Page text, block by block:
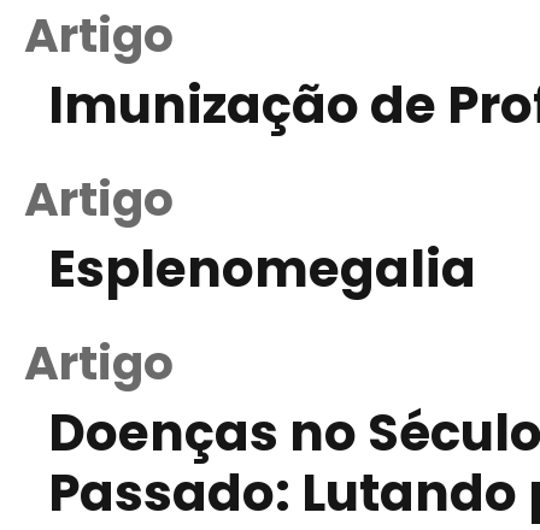
Artigo
Imunização de
Artigo
Esplenomegalia
Artigo
Doenças no
Passado: